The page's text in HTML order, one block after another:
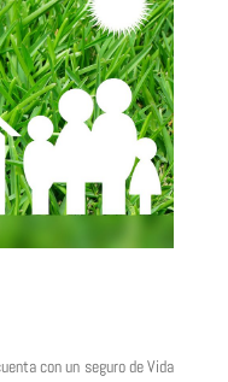
con un seguro de Vida